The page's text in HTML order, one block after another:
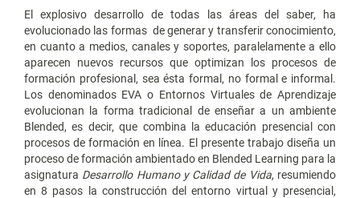
El explosivo desarrollo de todas las áreas del saber, ha
evolucionado las formas de generar y transferir conocimiento,
en cuanto a medios, canales y soportes, paralelamente a ello
aparecen nuevos recursos que optimizan los procesos de
formación profesional, sea ésta formal, no formal e informal.
Los denominados EVA o Entornos Virtuales de Aprendizaje
evolucionan la forma tradicional de enseñar a un ambiente
Blended, es decir, que combina la educación presencial con
procesos de formación en línea. El presente trabajo diseña un
proceso de formación ambientado en Blended Learning para la
asignatura Desarrollo Humano y Calidad de Vida, resumiendo
en 8 pasos la construcción del entorno virtual y presencial,